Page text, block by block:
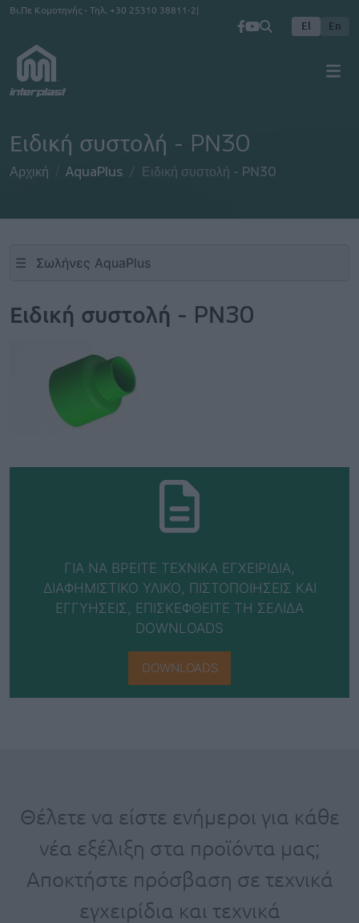
Παράκαμψη προς το κυρίως περιεχόμενο
Βι.Πε Κομοτηνής - Τηλ. +30 25310 38811-2
El En
Ειδική συστολή - PN30
Αρχική AquaPlus Ειδική συστολή - PN30
☰
Ειδική συστολή - PN30
ΓΙΑ ΝΑ ΒΡΕΙΤΕ ΤΕΧΝΙΚΑ ΕΓΧΕΙΡΙΔΙΑ,
ΔΙΑΦΗΜΙΣΤΙΚΟ ΥΛΙΚΟ, ΠΙΣΤΟΠΟΙΗΣΕΙΣ ΚΑΙ
ΕΓΓΥΗΣΕΙΣ, ΕΠΙΣΚΕΦΘΕΙΤΕ ΤΗ ΣΕΛΙΔΑ
DOWNLOADS
DOWNLOADS
Θέλετε να είστε ενήμεροι για κάθε
νέα εξέλιξη στα προϊόντα μας;
Αποκτήστε πρόσβαση σε τεχνικά
εγχειρίδια και τεχνικά